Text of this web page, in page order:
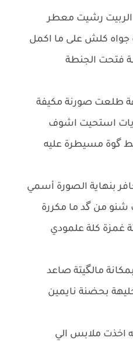
رشيت معطر
جواه كلش على ما اكمل
فتحت الجنطة
طلعت صورنة مكيفة
استحيت اشوف
گوة مسيطرة عليه
بنهاية الصورة أسمي
من گد ما مكررة
غمزة كلة علمودي
مالگيتة صاعد
بحضنة نايمين
اخذت ملابس الي